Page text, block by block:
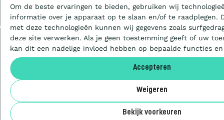
Om de beste ervaringen te bieden, gebruiken wij
informatie over je apparaat op te slaan en/of te raadplegen.
met deze technologieën kunnen wij gegevens zoals
deze site verwerken. Als je geen toestemming geeft of uw
kan dit een nadelige invloed hebben op bepaalde functies
Accepteren
Weigeren
Bekijk voorkeuren
initiatief van
7a
NA Utrecht
(0)30 711 6800
Certificeren
Aanbesteden
Deelnemers
Over ons